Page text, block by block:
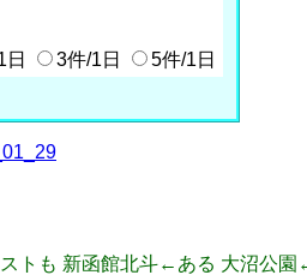
日 3件/1日 5件/1日
ストも 新函館北斗←ある 大沼